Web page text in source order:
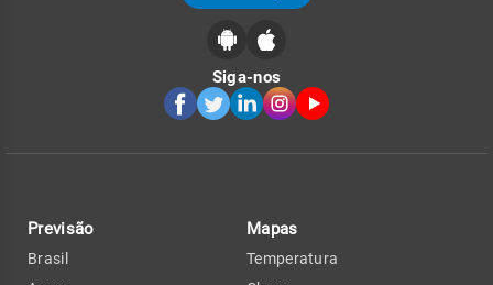
Siga-nos
Previsão
Brasil
Mapas
Temperatura